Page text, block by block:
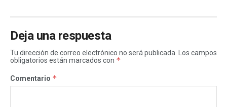
Deja una respuesta
Tu dirección de correo electrónico no será publicada.
Los campos
obligatorios están marcados con *
Comentario *